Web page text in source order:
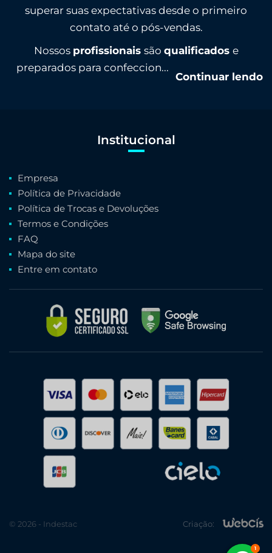
superar suas expectativas desde o primeiro
contato até o pós-vendas.
Nossos profissionais são qualificados e
preparados para confeccion...
Continuar lendo
Institucional
Empresa
Política de Privacidade
Política de Trocas e Devoluções
Termos e Condições
FAQ
Mapa do site
Entre em contato
© 2026 - Indestac Criação: